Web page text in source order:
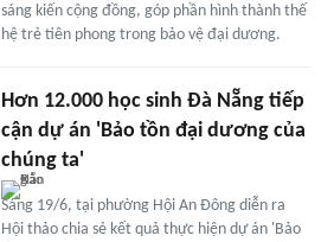
sáng kiến cộng đồng, góp phần hình thành thế
hệ trẻ tiên phong trong bảo vệ đại dương.
Hơn 12.000 học sinh Đà Nẵng tiếp
cận dự án 'Bảo tồn đại dương của
chúng ta'
Sáng 19/6, tại phường Hội An Đông diễn ra
Hội thảo chia sẻ kết quả thực hiện dự án 'Bảo